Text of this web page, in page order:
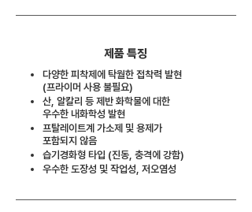
제품 특징
다양한 피착제에 탁월한 접착력 발현
(프라이머 사용 불필요)
산, 알칼리 등 제반 화학물에 대한
우수한 내화학성 발현
프탈레이트계 가소제 및 용제가
포함되지 않음
습기경화형 타입 (진동, 충격에 강함)
우수한 도장성 및 작업성, 저오염성